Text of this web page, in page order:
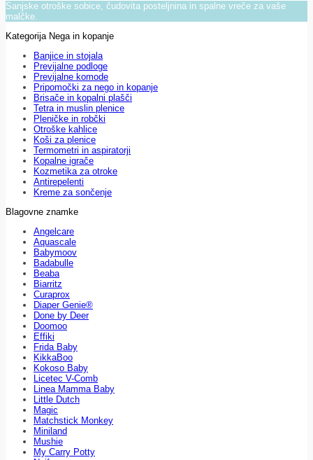
Sanjske otroške sobice, čudovita posteljnina in spalne vreče za vaše
malčke.
Kategorija Nega in kopanje
Banjice in stojala
Previjalne podloge
Previjalne komode
Pripomočki za nego in kopanje
Brisače in kopalni plašči
Tetra in muslin plenice
Pleničke in robčki
Otroške kahlice
Koši za plenice
Termometri in aspiratorji
Kopalne igrače
Kozmetika za otroke
Antirepelenti
Kreme za sončenje
Blagovne znamke
Angelcare
Aquascale
Babymoov
Badabulle
Beaba
Biarritz
Curaprox
Diaper Genie®
Done by Deer
Doomoo
Effiki
Frida Baby
KikkaBoo
Kokoso Baby
Licetec V-Comb
Linea Mamma Baby
Little Dutch
Magic
Matchstick Monkey
Miniland
Mushie
My Carry Potty